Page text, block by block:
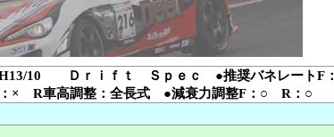
H13/10 Ｄｒｉｆｔ Ｓｐｅｃ ●推奨バネレートF：
× R車高調整：全長式 ●減衰力調整F：○ R：○